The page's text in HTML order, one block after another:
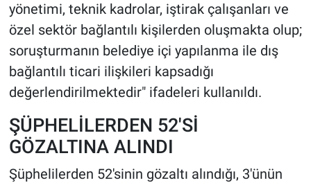
yönetimi, teknik kadrolar, iştirak çalışanları ve
özel sektör bağlantılı kişilerden oluşmakta olup;
soruşturmanın belediye içi yapılanma ile dış
bağlantılı ticari ilişkileri kapsadığı
değerlendirilmektedir" ifadeleri kullanıldı.
ŞÜPHELİLERDEN 52'Sİ
GÖZALTINA ALINDI
Şüphelilerden 52'sinin gözaltı alındığı, 3'ünün